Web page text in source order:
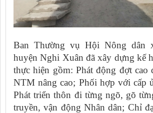
Ban Thường vụ Hội Nông dân
huyện Nghi Xuân đã xây dựng kế
thực hiện gồm: Phát động đợt cao
NTM nâng cao; Phối hợp với cấp
Phát triển thôn đi từng ngõ, gõ
truyền, vận động Nhân dân; Chỉ